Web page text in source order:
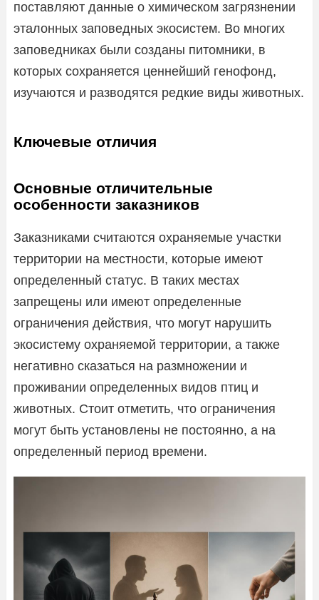
поставляют данные о химическом загрязнении
эталонных заповедных экосистем. Во многих
заповедниках были созданы питомники, в
которых сохраняется ценнейший генофонд,
изучаются и разводятся редкие виды животных.
Ключевые отличия
Основные отличительные
особенности заказников
Заказниками считаются охраняемые участки
территории на местности, которые имеют
определенный статус. В таких местах
запрещены или имеют определенные
ограничения действия, что могут нарушить
экосистему охраняемой территории, а также
негативно сказаться на размножении и
проживании определенных видов птиц и
животных. Стоит отметить, что ограничения
могут быть установлены не постоянно, а на
определенный период времени.